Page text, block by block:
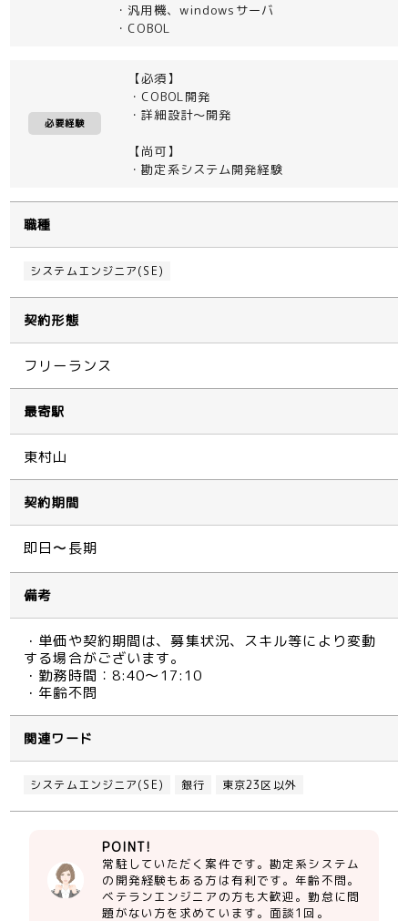
・汎用機、windowsサーバ
・COBOL
必要経験
【必須】
・COBOL開発
・詳細設計～開発
【尚可】
・勘定系システム開発経験
職種
システムエンジニア(SE)
契約形態
フリーランス
最寄駅
東村山
契約期間
即日〜長期
備考
・単価や契約期間は、募集状況、スキル等により変動
する場合がございます。
・勤務時間：8:40～17:10
・年齢不問
関連ワード
システムエンジニア(SE) 銀行 東京23区以外
POINT!
常駐していただく案件です。勘定系システム
の開発経験もある方は有利です。年齢不問。
ベテランエンジニアの方も大歓迎。勤怠に問
題がない方を求めています。面談1回。